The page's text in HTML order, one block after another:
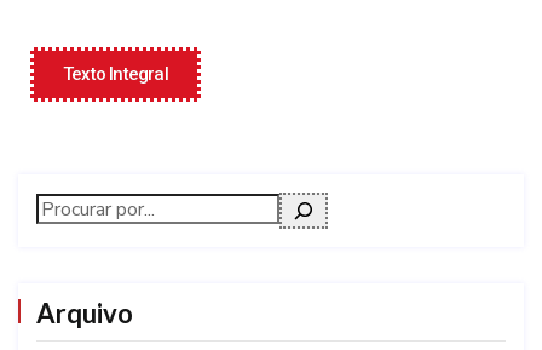
Texto Integral
Arquivo